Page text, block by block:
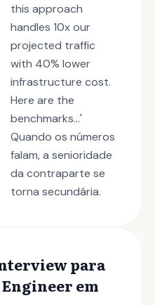
this approach
handles 10x our
projected traffic
with 40% lower
infrastructure cost.
Here are the
benchmarks...'
Quando os números
falam, a senioridade
da contraparte se
torna secundária.
para
em